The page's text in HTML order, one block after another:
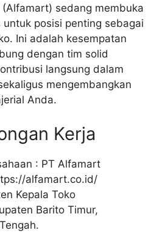
sedang membuka
posisi penting sebagai
Ini adalah kesempatan
dengan tim solid
langsung dalam
mengembangkan
Anda.
Kerja
: PT Alfamart
alfamart.co.id/
Kepala Toko
Barito Timur,